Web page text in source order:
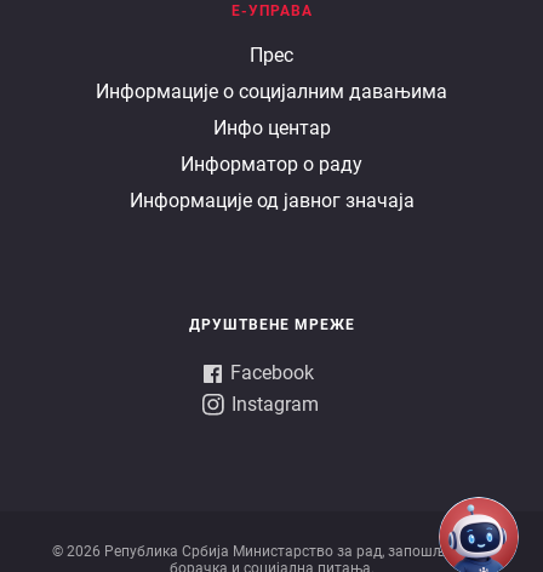
Е-УПРАВА
Прес
Информације о социјалним давањима
Инфо центар
Информатор о раду
Информације од јавног значаја
ДРУШТВЕНЕ МРЕЖЕ
Facebook
Instagram
© 2026 Републикa Србијa Министарство за рад, запошљавање,